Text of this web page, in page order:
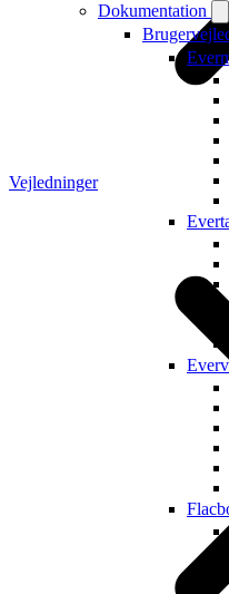
Dokumentation
Vejledninger